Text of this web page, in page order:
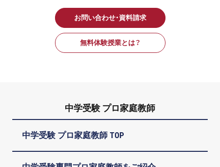
お問い合わせ・資料請求
無料体験授業とは？
中学受験 プロ家庭教師
中学受験 プロ家庭教師 TOP